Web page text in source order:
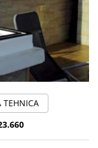
TEHNICA